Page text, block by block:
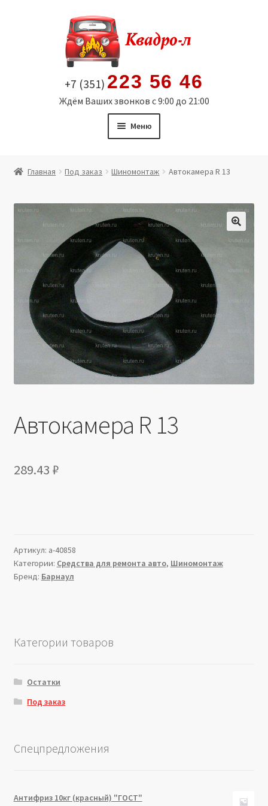
содержимому
+7 (351) 223 56 46
Ждём Ваших звонков с 9:00 до 21:00
Меню
Мой аккаунт
Политика в отношении обработки персональных
данных
Производители
Юридические данные
Главная Под заказ Шиномонтаж Автокамера R 13
🔍
Автокамера R 13
289.43 ₽
Артикул: a-40858
Категории: Средства для ремонта авто, Шиномонтаж
Бренд: Барнаул
Категории товаров
Остатки
Под заказ
Спецпредложения
Антифриз 10кг (красный) "ГОСТ"